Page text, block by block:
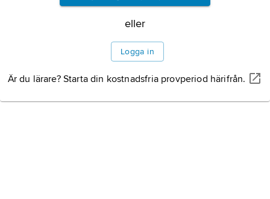
eller
Logga in
Är du lärare? Starta din kostnadsfria provperiod härifrån.